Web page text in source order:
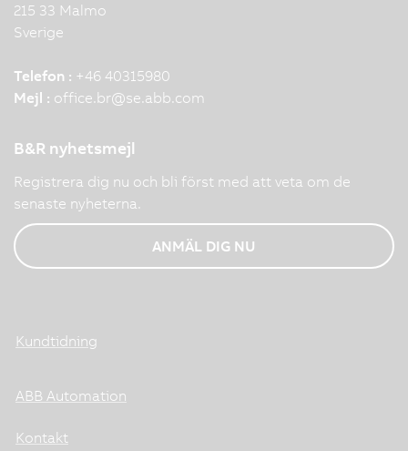
215 33 Malmo
Sverige
Telefon : +46 40315980
Mejl : office.br@se.abb.com
B&R nyhetsmejl
Registrera dig nu och bli först med att veta om de
senaste nyheterna.
ANMÄL DIG NU
Kundtidning
ABB Automation
Kontakt